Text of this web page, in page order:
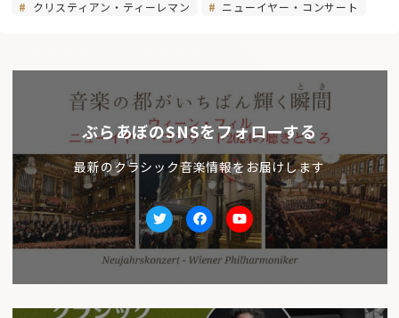
クリスティアン・ティーレマン
ニューイヤー・コンサート
ぶらあぼのSNSをフォローする
最新のクラシック音楽情報をお届けします
TwitterfacebookYoutube